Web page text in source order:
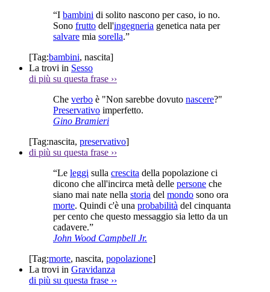
“I bambini di solito nascono per caso, io no.
Sono frutto dell'ingegneria genetica nata per
salvare mia sorella.”
[Tag:bambini, nascita]
La trovi in Sesso
di più su questa frase ››
Che verbo è "Non sarebbe dovuto nascere?"
Preservativo imperfetto.
Gino Bramieri
[Tag:nascita, preservativo]
di più su questa frase ››
“Le leggi sulla crescita della popolazione ci
dicono che all'incirca metà delle persone che
siano mai nate nella storia del mondo sono ora
morte. Quindi c'è una probabilità del cinquanta
per cento che questo messaggio sia letto da un
cadavere.”
John Wood Campbell Jr.
[Tag:morte, nascita, popolazione]
La trovi in Gravidanza
di più su questa frase ››